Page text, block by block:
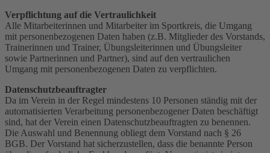
Verpflichtung auf die Vertraulichkeit
Alle Mitarbeiterinnen und Mitarbeiter im Sportkreis, die Umgang
mit personenbezogenen Daten haben (z.B. Mitglieder des Vorstands,
Trainerinnen und Trainer, Übungsleiterinnen und Übungsleiter
sowie Partnerinnen und Partner), sind auf den vertraulichen
Umgang mit personenbezogenen Daten zu verpflichten.
Datenschutzbeauftragter
Da im Verein in der Regel mindestens 10 Personen ständig mit der
automatisierten Verarbeitung personenbezogener Daten beschäftigt
sind, hat der Verein einen Datenschutzbeauftragten zu benennen.
Die Auswahl und Benennung obliegt dem Vorstand nach § 26
BGB. Der Vorstand hat sicherzustellen, dass die benannte Person